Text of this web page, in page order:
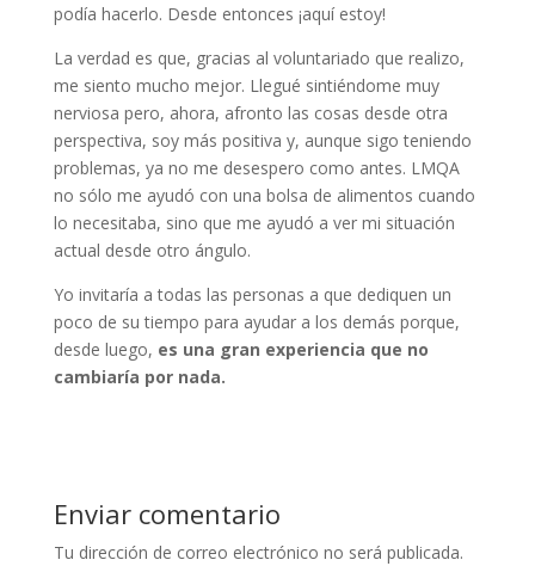
podía hacerlo. Desde entonces ¡aquí estoy!
La verdad es que, gracias al voluntariado que realizo,
me siento mucho mejor. Llegué sintiéndome muy
nerviosa pero, ahora, afronto las cosas desde otra
perspectiva, soy más positiva y, aunque sigo teniendo
problemas, ya no me desespero como antes. LMQA
no sólo me ayudó con una bolsa de alimentos cuando
lo necesitaba, sino que me ayudó a ver mi situación
actual desde otro ángulo.
Yo invitaría a todas las personas a que dediquen un
poco de su tiempo para ayudar a los demás porque,
desde luego, es una gran experiencia que no
cambiaría por nada.
Enviar comentario
Tu dirección de correo electrónico no será publicada.